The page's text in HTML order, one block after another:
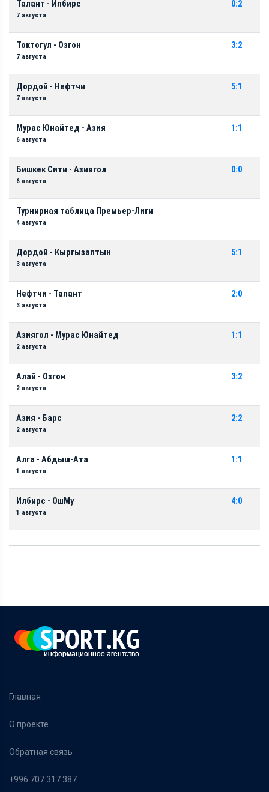
Талант - Илбирс
7 августа
0:2
Токтогул - Озгон
7 августа
3:2
Дордой - Нефтчи
7 августа
5:1
Мурас Юнайтед - Азия
6 августа
1:1
Бишкек Сити - Азиягол
6 августа
0:0
Турнирная таблица Премьер-Лиги
4 августа
Дордой - Кыргызалтын
3 августа
5:1
Нефтчи - Талант
3 августа
2:0
Азиягол - Мурас Юнайтед
2 августа
1:1
Алай - Озгон
2 августа
3:2
Азия - Барс
2 августа
2:2
Алга - Абдыш-Ата
1 августа
1:1
Илбирс - ОшМу
1 августа
4:0
Главная
О проекте
Обратная связь
+996 707 317 387